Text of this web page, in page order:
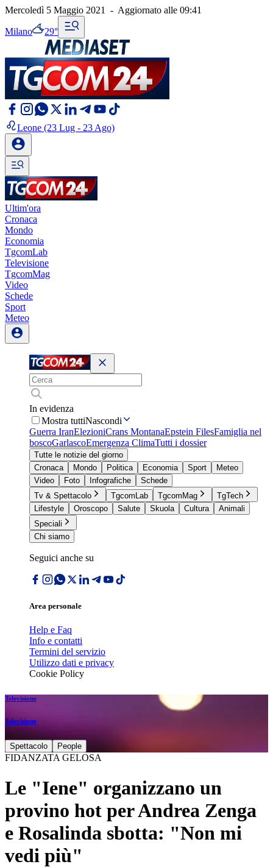
Mercoledì 5 Maggio 2021 - Aggiornato alle 09:41
Milano 29°
Leone (23 Lug - 23 Ago)
Ultim'ora
Cronaca
Mondo
Economia
TgcomLab
Televisione
TgcomMag
Video
Schede
Sport
Meteo
In evidenza
Mostra tuttiNascondi
Guerra IranElezioniCrans MontanaEpstein FilesFamiglia nel
boscoGarlascoEmergenza ClimaTutti i dossier
Tutte le notizie del giorno
Cronaca
Mondo Politica Economia Sport
Meteo
Video
Foto Infografiche
Schede
Tv & Spettacolo
TgcomLab TgcomMag
TgTech
Lifestyle
Oroscopo Salute Skuola Cultura
Animali
Speciali
Chi siamo
Seguici anche su
Area personale
Help e Faq
Info e contatti
Termini del servizio
Utilizzo dati e privacy
Cookie Policy
Televisione
Televisione
Spettacolo People
FIDANZATA GELOSA
Le "Iene" organizzano un
provino hot per Andrea Zenga
e Rosalinda sbotta: "Non mi
vedi più"